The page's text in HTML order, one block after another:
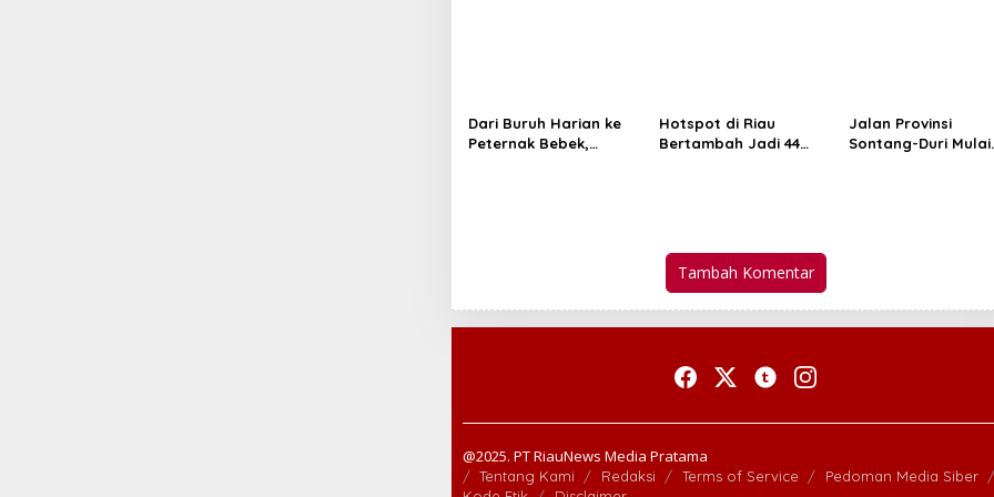
Dari Buruh Harian ke
Peternak Bebek,
Hotspot di Riau
Bertambah Jadi 44
Jalan Provinsi
Sontang-Duri Mulai
Tambah Komentar
@2025. PT RiauNews Media Pratama
Tentang Kami Redaksi Terms of Service
Pedoman Media Siber